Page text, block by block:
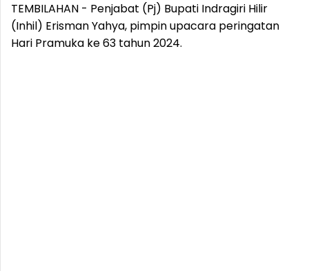
TEMBILAHAN - Penjabat (Pj) Bupati Indragiri Hilir
(Inhil) Erisman Yahya, pimpin upacara peringatan
Hari Pramuka ke 63 tahun 2024.